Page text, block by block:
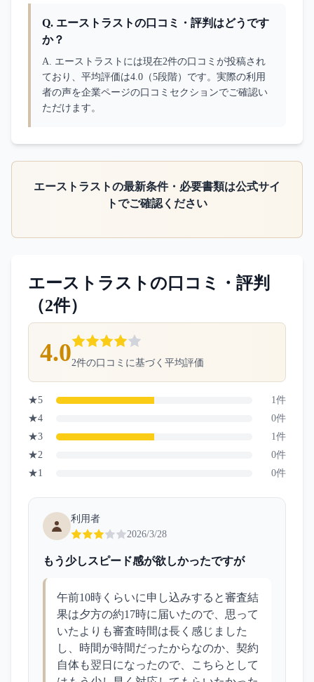
Q. エーストラストの口コミ・評判はどうです
か？
A. エーストラストには現在2件の口コミが投稿され
ており、平均評価は4.0（5段階）です。実際の利用
者の声を企業ページの口コミセクションでご確認い
ただけます。
エーストラストの最新条件・必要書類は公式サイ
トでご確認ください
エーストラスト の口コミ・評判
（2件）
4.02件の口コミに基づく平均評価
★5 1件
★4 0件
★3 1件
★2 0件
★1 0件
利用者
2026/3/28
もう少しスピード感が欲しかったですが
午前10時くらいに申し込みすると審査結
果は夕方の約17時に届いたので、思って
いたよりも審査時間は長く感じました
し、時間が時間だったからなのか、契約
自体も翌日になったので、こちらとして